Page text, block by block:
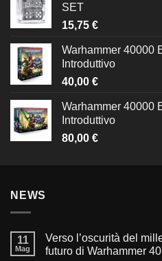
SET
15,75 €
Warhammer 40000
Introduttivo
40,00 €
Warhammer 40000
Introduttivo
80,00 €
NEWS
11
Mag
Verso l’oscurità del
futuro di Warhammer